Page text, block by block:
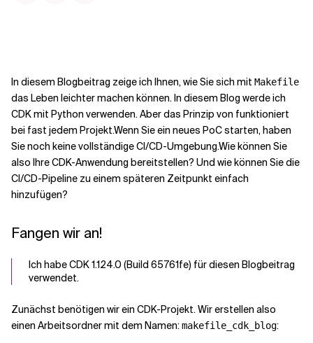
In diesem Blogbeitrag zeige ich Ihnen, wie Sie sich mit Makefile
das Leben leichter machen können. In diesem Blog werde ich
CDK mit Python verwenden. Aber das Prinzip von funktioniert
bei fast jedem Projekt.Wenn Sie ein neues PoC starten, haben
Sie noch keine vollständige CI/CD-Umgebung.Wie können Sie
also Ihre CDK-Anwendung bereitstellen? Und wie können Sie die
CI/CD-Pipeline zu einem späteren Zeitpunkt einfach
hinzufügen?
Fangen wir an!
Ich habe CDK 1.124.0 (Build 65761fe) für diesen Blogbeitrag
verwendet.
Zunächst benötigen wir ein CDK-Projekt. Wir erstellen also
einen Arbeitsordner mit dem Namen:makefile_cdk_blog: